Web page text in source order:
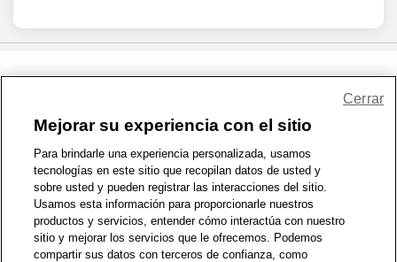
1-800-679-9691 | Contáctenos | Términos de Uso | Accesibilidad
Política de Privacidad | WA Privacy Policy | Mapa del sitio
Zona de Bienestar | © 1999 - 2026 CVS.com
Mejorar su experiencia con el sitio
Para brindarle una experiencia personalizada, usamos
tecnologías en este sitio que recopilan datos de usted y
sobre usted y pueden registrar las interacciones del sitio.
Usamos esta información para proporcionarle nuestros
productos y servicios, entender cómo interactúa con nuestro
sitio y mejorar los servicios que le ofrecemos. Podemos
compartir sus datos con terceros de confianza, como
Cerrar